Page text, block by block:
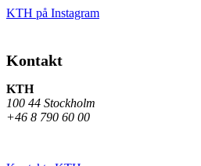
KTH på Instagram
Kontakt
KTH
100 44 Stockholm
+46 8 790 60 00